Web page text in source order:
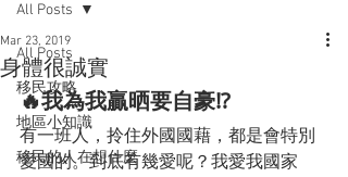
All Posts
移民攻略
地區小知識
移民的人在想什麼
All Posts
身體很誠實
Mar 23, 2019
🔥我為我贏晒要自豪⁉️
有一班人，拎住外國國藉，都是會特別
愛國的。到底有幾愛呢？我愛我國家